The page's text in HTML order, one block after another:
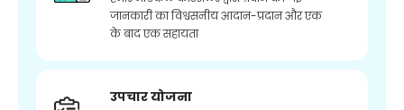
जानकारी का विश्वसनीय आदान-प्रदान और एक
के बाद एक सहायता
उपचार योजना